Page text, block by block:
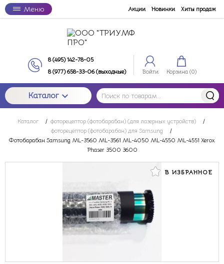
Меню Акции Новинки Хиты продаж
8 (495) 142-78-05
8 (977) 658-33-06 (выходные)
Войти Корзина (0)
Каталог
Каталог / фоторецептор (фотобарабан) (для лазерных устройств)
/
фоторецептор (фотобарабан) для Samsung
/
Фотобарабан Samsung ML-3560 ML-3561 ML-4050 ML-4550 ML-4551 Xerox
Phaser 3500 3600
В ИЗБРАННОЕ